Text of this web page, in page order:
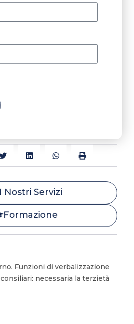
Nostri Servizi
Formazione
Funzioni di verbalizzazione
necessaria la terzietà